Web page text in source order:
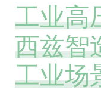
工业高
西兹智
工业场